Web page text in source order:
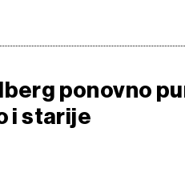
ponovno
i starije